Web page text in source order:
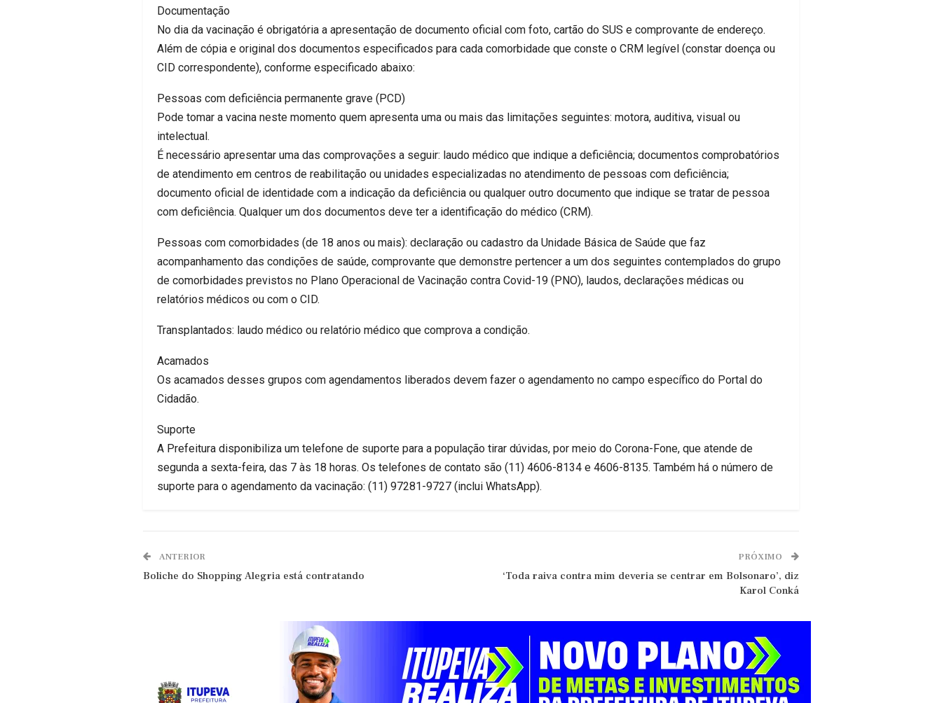
Documentação
No dia da vacinação é obrigatória a apresentação de documento oficial com foto, cartão do SUS e comprovante de endereço.
Além de cópia e original dos documentos especificados para cada comorbidade que conste o CRM legível (constar doença ou
CID correspondente), conforme especificado abaixo:
Pessoas com deficiência permanente grave (PCD)
Pode tomar a vacina neste momento quem apresenta uma ou mais das limitações seguintes: motora, auditiva, visual ou
intelectual.
É necessário apresentar uma das comprovações a seguir: laudo médico que indique a deficiência; documentos comprobatórios
de atendimento em centros de reabilitação ou unidades especializadas no atendimento de pessoas com deficiência;
documento oficial de identidade com a indicação da deficiência ou qualquer outro documento que indique se tratar de pessoa
com deficiência. Qualquer um dos documentos deve ter a identificação do médico (CRM).
Pessoas com comorbidades (de 18 anos ou mais): declaração ou cadastro da Unidade Básica de Saúde que faz
acompanhamento das condições de saúde, comprovante que demonstre pertencer a um dos seguintes contemplados do grupo
de comorbidades previstos no Plano Operacional de Vacinação contra Covid-19 (PNO), laudos, declarações médicas ou
relatórios médicos ou com o CID.
Transplantados: laudo médico ou relatório médico que comprova a condição.
Acamados
Os acamados desses grupos com agendamentos liberados devem fazer o agendamento no campo específico do Portal do
Cidadão.
Suporte
A Prefeitura disponibiliza um telefone de suporte para a população tirar dúvidas, por meio do Corona-Fone, que atende de
segunda a sexta-feira, das 7 às 18 horas. Os telefones de contato são (11) 4606-8134 e 4606-8135. Também há o número de
suporte para o agendamento da vacinação: (11) 97281-9727 (inclui WhatsApp).
ANTERIOR
Boliche do Shopping Alegria está contratando
PRÓXIMO
‘Toda raiva contra mim deveria se centrar em Bolsonaro’, diz
Karol Conká